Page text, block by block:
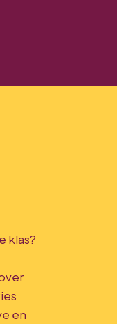
klas?
en